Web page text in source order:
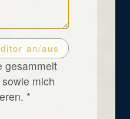
an/aus
gesammelt
mich
*